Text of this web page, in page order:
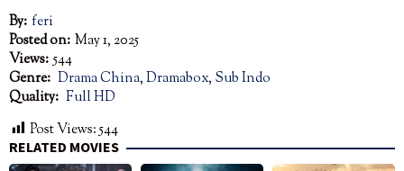
By: feri
Posted on: May 1, 2025
Views: 544
Genre: Drama China,Dramabox, Sub Indo
Quality: Full HD
Post Views:544
RELATED MOVIES